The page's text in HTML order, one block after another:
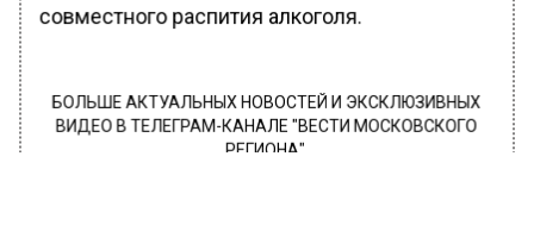
совместного распития алкоголя.
БОЛЬШЕ АКТУАЛЬНЫХ НОВОСТЕЙ И ЭКСКЛЮЗИВНЫХ
ВИДЕО В ТЕЛЕГРАМ-КАНАЛЕ "ВЕСТИ МОСКОВСКОГО
РЕГИОНА".